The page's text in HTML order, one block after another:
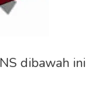
dibawah ini